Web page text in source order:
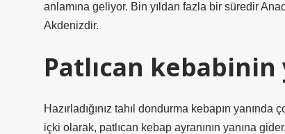
anlamına geliyor. Bin yıldan fazla bir süredir
Akdenizdir.
Patlıcan kebabinin
Hazırladığınız tahıl dondurma kebapın
içki olarak, patlıcan kebap ayranının yanına